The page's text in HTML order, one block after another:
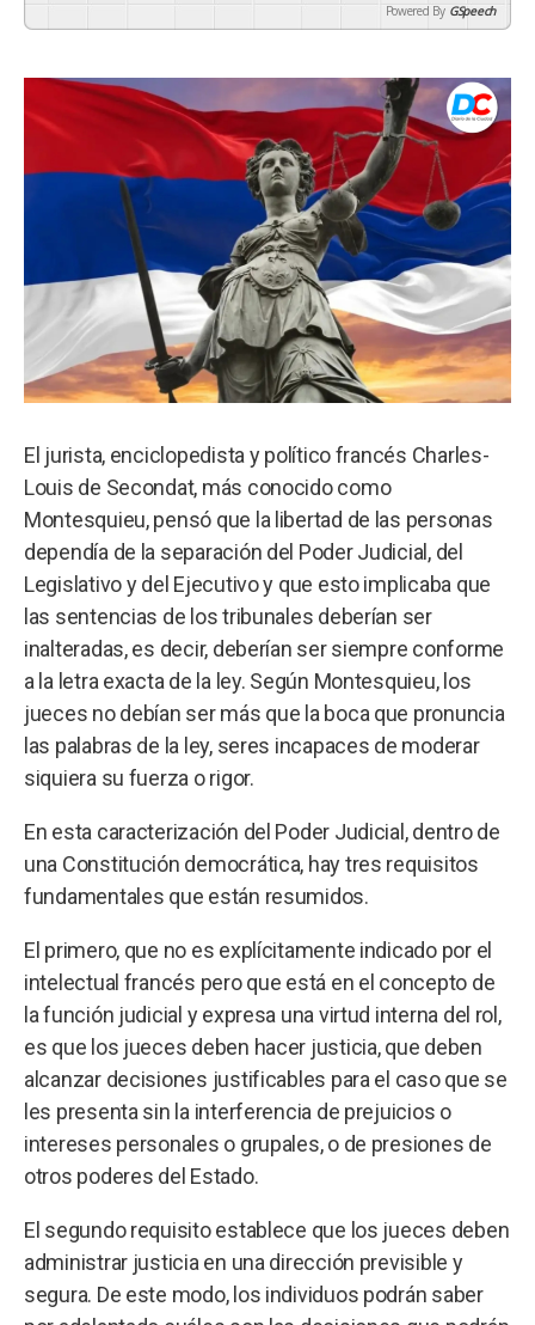
Powered By GSpeech
El jurista, enciclopedista y político francés Charles-
Louis de Secondat, más conocido como
Montesquieu, pensó que la libertad de las personas
dependía de la separación del Poder Judicial, del
Legislativo y del Ejecutivo y que esto implicaba que
las sentencias de los tribunales deberían ser
inalteradas, es decir, deberían ser siempre conforme
a la letra exacta de la ley. Según Montesquieu, los
jueces no debían ser más que la boca que pronuncia
las palabras de la ley, seres incapaces de moderar
siquiera su fuerza o rigor.
En esta caracterización del Poder Judicial, dentro de
una Constitución democrática, hay tres requisitos
fundamentales que están resumidos.
El primero, que no es explícitamente indicado por el
intelectual francés pero que está en el concepto de
la función judicial y expresa una virtud interna del rol,
es que los jueces deben hacer justicia, que deben
alcanzar decisiones justificables para el caso que se
les presenta sin la interferencia de prejuicios o
intereses personales o grupales, o de presiones de
otros poderes del Estado.
El segundo requisito establece que los jueces deben
administrar justicia en una dirección previsible y
segura. De este modo, los individuos podrán saber